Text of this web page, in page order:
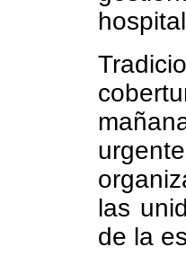
las
de la